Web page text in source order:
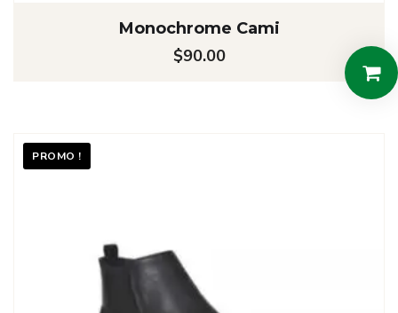
Monochrome Cami
$90.00
PROMO !